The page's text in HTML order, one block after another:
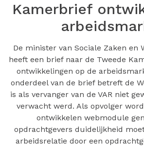
Kamerbrief
De minister van Sociale Zaken en
heeft een brief naar de Tweede
ontwikkelingen op de
onderdeel van de brief betreft de
is als vervanger van de VAR niet
verwacht werd. Als opvolger
ontwikkelen webmodule
opdrachtgevers duidelijkheid
arbeidsrelatie door een